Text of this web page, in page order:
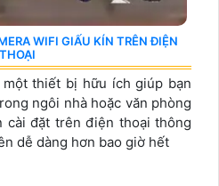
WIFI GIẤU KÍN TRÊN ĐIỆN
THOẠI
thiết bị hữu ích giúp bạn
ngôi nhà hoặc văn phòng
cài đặt trên điện thoại thông
dễ dàng hơn bao giờ hết